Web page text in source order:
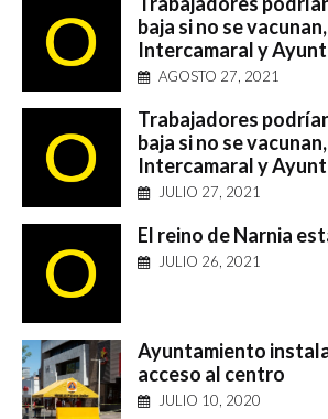
baja si no se
Intercamaral y
AGOSTO 27, 2021
Trabajadores
baja si no se
Intercamaral y
JULIO 27, 2021
El reino de Narnia
JULIO 26, 2021
Ayuntamiento
acceso al centro
JULIO 10, 2020